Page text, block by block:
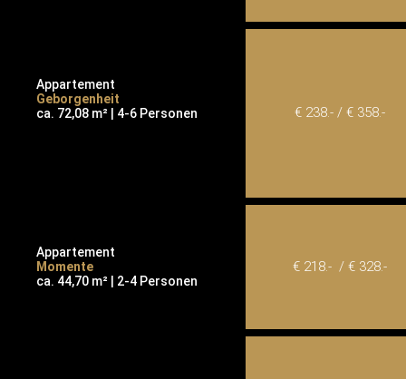
Appartement
Geborgenheit
ca. 72,08 m² | 4-6 Personen
€ 238.- / € 358.-
Appartement
Momente
ca. 44,70 m² | 2-4 Personen
€ 218.- / € 328.-